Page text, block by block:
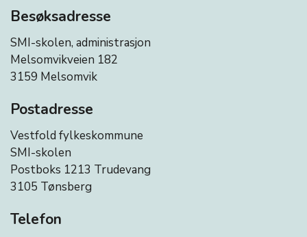
Besøksadresse
SMI-skolen, administrasjon
Melsomvikveien 182
3159 Melsomvik
Postadresse
Vestfold fylkeskommune
SMI-skolen
Postboks 1213 Trudevang
3105 Tønsberg
Telefon